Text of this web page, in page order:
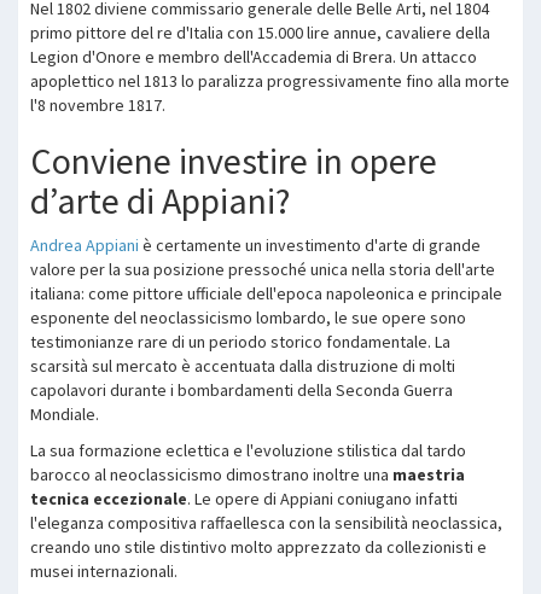
Nel 1802 diviene commissario generale delle Belle Arti, nel 1804
primo pittore del re d'Italia con 15.000 lire annue, cavaliere della
Legion d'Onore e membro dell'Accademia di Brera. Un attacco
apoplettico nel 1813 lo paralizza progressivamente fino alla morte
l'8 novembre 1817.
Conviene investire in opere
d’arte di Appiani?
Andrea Appiani è certamente un investimento d'arte di grande
valore per la sua posizione pressoché unica nella storia dell'arte
italiana: come pittore ufficiale dell'epoca napoleonica e principale
esponente del neoclassicismo lombardo, le sue opere sono
testimonianze rare di un periodo storico fondamentale. La
scarsità sul mercato è accentuata dalla distruzione di molti
capolavori durante i bombardamenti della Seconda Guerra
Mondiale.
La sua formazione eclettica e l'evoluzione stilistica dal tardo
barocco al neoclassicismo dimostrano inoltre una maestria
tecnica eccezionale. Le opere di Appiani coniugano infatti
l'eleganza compositiva raffaellesca con la sensibilità neoclassica,
creando uno stile distintivo molto apprezzato da collezionisti e
musei internazionali.